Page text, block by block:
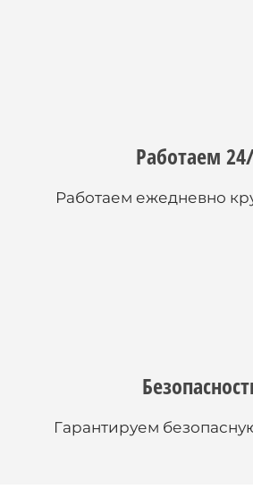
Работаем
Работаем ежедневно
Гарантируем